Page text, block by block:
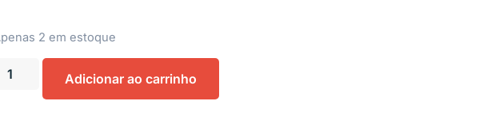
2 em estoque
Adicionar ao carrinho